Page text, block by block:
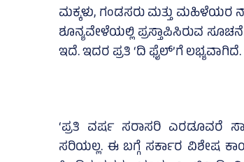
ಮಕ್ಕಳು, ಗಂಡಸರು ಮತ್ತು ಮಹಿಳೆಯರ
ಶೂನ್ಯವೇಳೆಯಲ್ಲಿ ಪ್ರಸ್ತಾಪಿಸಿರುವ
ಇದೆ. ಇದರ ಪ್ರತಿ ‘ದಿ ಫೈಲ್‌’ಗೆ ಲಭ್ಯವಾಗಿದೆ.
‘ಪ್ರತಿ ವರ್ಷ ಸರಾಸರಿ ಎರಡೂವರೆ
ಸರಿಯಲ್ಲ. ಈ ಬಗ್ಗೆ ಸರ್ಕಾರ ವಿಶೇಷ